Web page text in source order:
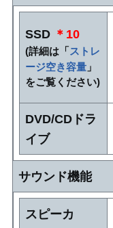
SSD ＊10
(詳細は「 ストレ
ージ空き容量 」
をご覧ください)
DVD/CDドラ
イブ
サウンド機能
スピーカ